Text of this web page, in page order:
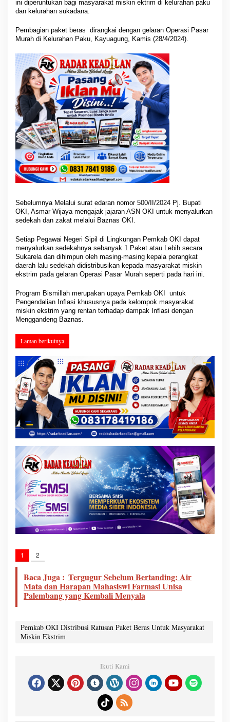
s
i
m
ini diperuntukan bagi masyarakat miskin ektrim di kelurahan paku
dan kelurahan sukadana.
Pembagian paket beras dirangkai dengan gelaran Operasi Pasar
Murah di Kelurahan Paku, Kayuagung, Kamis (28/4/2024).
Sebelumnya Melalui surat edaran nomor 500/II/2024 Pj. Bupati
OKI, Asmar Wijaya mengajak jajaran ASN OKI untuk menyalurkan
sedekah dan zakat melalui Baznas OKI.
Setiap Pegawai Negeri Sipil di Lingkungan Pemkab OKI dapat
menyalurkan sedekahnya sebanyak 1 Paket atau Lebih secara
Sukarela dan dihimpun oleh masing-masing kepala perangkat
daerah lalu sedekah didistribusikan kepada masyarakat miskin
ekstrim pada gelaran Operasi Pasar Murah seperti pada hari ini.
Program Bismillah merupakan upaya Pemkab OKI untuk
Pengendalian Inflasi khususnya pada kelompok masyarakat
miskin ekstrim yang rentan terhadap dampak Inflasi dengan
Menggandeng Baznas.
Laman berikutnya
1 2
Baca Juga : Tergugur Sebelum Bertanding: Air
Mata dan Harapan Mahasiswi Farmasi Unisa
Palembang yang Kembali Menyala
Pemkab OKI Distribusi Ratusan Paket Beras Untuk Masyarakat
Miskin Ekstrim
Ikuti Kami